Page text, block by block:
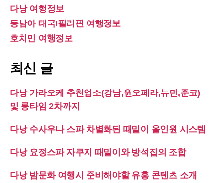
다낭 여행정보
동남아 태국I필리핀 여행정보
호치민 여행정보
최신 글
다낭 가라오케 추천업소(강남,원오페라,뉴민,준코)
및 롱타임 2차까지
다낭 수사우나 스파 차별화된 때밀이 올인원 시스템
다낭 요정스파 자쿠지 때밀이와 방석집의 조합
다낭 밤문화 여행시 준비해야할 유흥 콘텐츠 소개